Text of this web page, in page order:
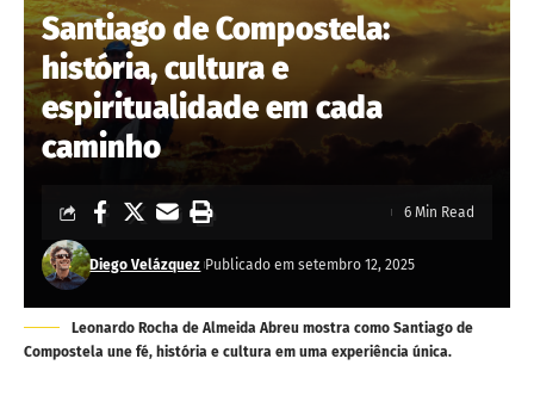
Santiago de Compostela:
história, cultura e
espiritualidade em cada
caminho
Diego Velázquez Publicado em setembro 12, 2025
6 Min Read
Leonardo Rocha de Almeida Abreu mostra como Santiago de
Compostela une fé, história e cultura em uma experiência única.